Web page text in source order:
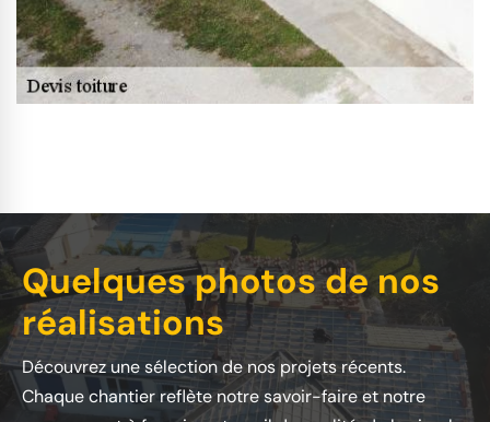
Quelques photos de nos
réalisations
Découvrez une sélection de nos projets récents.
Chaque chantier reflète notre savoir-faire et notre